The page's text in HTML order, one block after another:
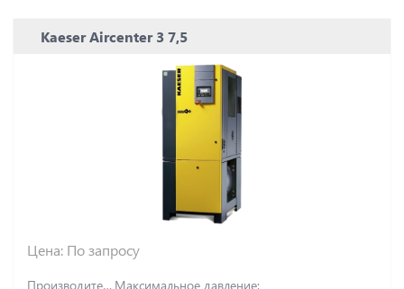
Kaeser Aircenter 3 7,5
Цена: По запросу
Производительность: Максимальное давление: